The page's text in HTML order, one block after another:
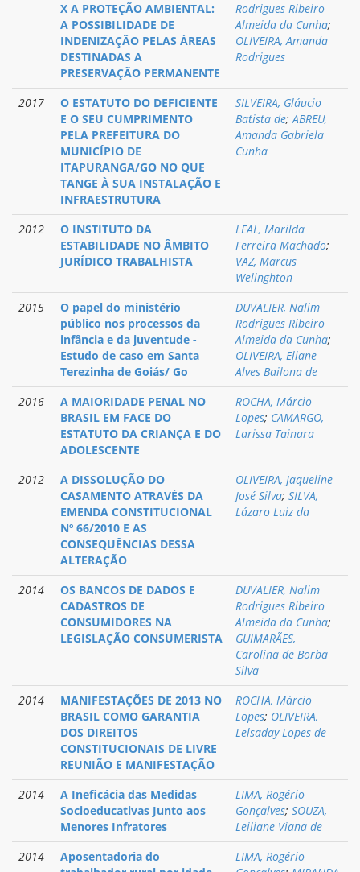
X A PROTEÇÃO AMBIENTAL:
A POSSIBILIDADE DE
INDENIZAÇÃO PELAS ÁREAS
DESTINADAS A
PRESERVAÇÃO PERMANENTE
Rodrigues Ribeiro
Almeida da Cunha;
OLIVEIRA, Amanda
Rodrigues
2017
O ESTATUTO DO DEFICIENTE
E O SEU CUMPRIMENTO
PELA PREFEITURA DO
MUNICÍPIO DE
ITAPURANGA/GO NO QUE
TANGE À SUA INSTALAÇÃO E
INFRAESTRUTURA
SILVEIRA, Gláucio
Batista de;ABREU,
Amanda Gabriela
Cunha
2012
O INSTITUTO DA
ESTABILIDADE NO ÂMBITO
JURÍDICO TRABALHISTA
LEAL, Marilda
Ferreira Machado;
VAZ, Marcus
Welinghton
2015
O papel do ministério
público nos processos da
infância e da juventude -
Estudo de caso em Santa
Terezinha de Goiás/ Go
DUVALIER, Nalim
Rodrigues Ribeiro
Almeida da Cunha;
OLIVEIRA, Eliane
Alves Bailona de
2016
A MAIORIDADE PENAL NO
BRASIL EM FACE DO
ESTATUTO DA CRIANÇA E DO
ADOLESCENTE
ROCHA, Márcio
Lopes; CAMARGO,
Larissa Tainara
2012
A DISSOLUÇÃO DO
CASAMENTO ATRAVÉS DA
EMENDA CONSTITUCIONAL
Nº 66/2010 E AS
CONSEQUÊNCIAS DESSA
ALTERAÇÃO
OLIVEIRA, Jaqueline
José Silva; SILVA,
Lázaro Luiz da
2014
OS BANCOS DE DADOS E
CADASTROS DE
CONSUMIDORES NA
LEGISLAÇÃO CONSUMERISTA
DUVALIER, Nalim
Rodrigues Ribeiro
Almeida da Cunha;
GUIMARÃES,
Carolina de Borba
Silva
2014
MANIFESTAÇÕES DE 2013 NO
BRASIL COMO GARANTIA
DOS DIREITOS
CONSTITUCIONAIS DE LIVRE
REUNIÃO E MANIFESTAÇÃO
ROCHA, Márcio
Lopes; OLIVEIRA,
Lelsaday Lopes de
2014
A Ineficácia das Medidas
Socioeducativas Junto aos
Menores Infratores
LIMA, Rogério
Gonçalves; SOUZA,
Leiliane Viana de
2014
Aposentadoria do
LIMA, Rogério